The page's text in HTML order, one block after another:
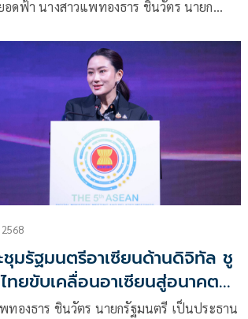
ดฟ้า นางสาวแพทองธาร ชินวัตร นายก
เด็จพระพุทธยอดฟ้าจุฬาโลกมหาราช
ชุมรัฐมนตรีอาเซียนด้านดิจิทัล ชู
ทยขับเคลื่อนอาเซียนสู่อนาคต
ทองธาร ชินวัตร นายกรัฐมนตรี เป็นประธาน